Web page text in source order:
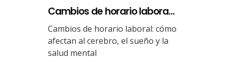
Cambios de horario labora...
Cambios de horario laboral: cómo
afectan al cerebro, el sueño y la
salud mental